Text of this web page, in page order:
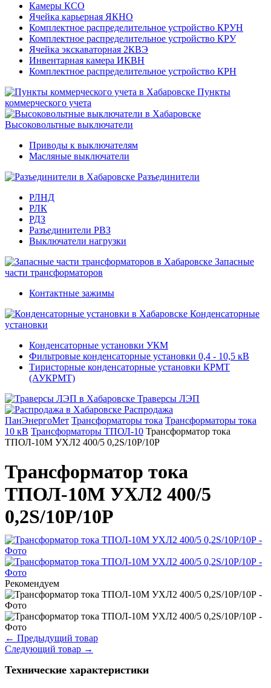
Камеры КСО
Ячейка карьерная ЯКНО
Комплектное распределительное устройство КРУН
Комплектное распределительное устройство КРУ
Ячейка экскаваторная 2КВЭ
Инвентарная камера ИКВН
Комплектное распределительное устройство КРН
Пункты
коммерческого учета
Высоковольтные выключатели
Приводы к выключателям
Масляные выключатели
Разъединители
РЛНД
РЛК
РДЗ
Разъединители РВЗ
Выключатели нагрузки
Запасные
части трансформаторов
Контактные зажимы
Конденсаторные
установки
Конденсаторные установки УКМ
Фильтровые конденсаторные установки 0,4 - 10,5 кВ
Тиристорные конденсаторные установки КРМТ
(АУКРМТ)
Траверсы ЛЭП
Распродажа
ПанЭнергоМет Трансформаторы тока Трансформаторы тока
10 кВ Трансформаторы ТПОЛ-10 Трансформатор тока
ТПОЛ-10М УХЛ2 400/5 0,2S/10Р/10Р
Трансформатор тока
ТПОЛ-10М УХЛ2 400/5
0,2S/10Р/10Р
Рекомендуем
← Предыдущий товар
Следующий товар →
Технические характеристики